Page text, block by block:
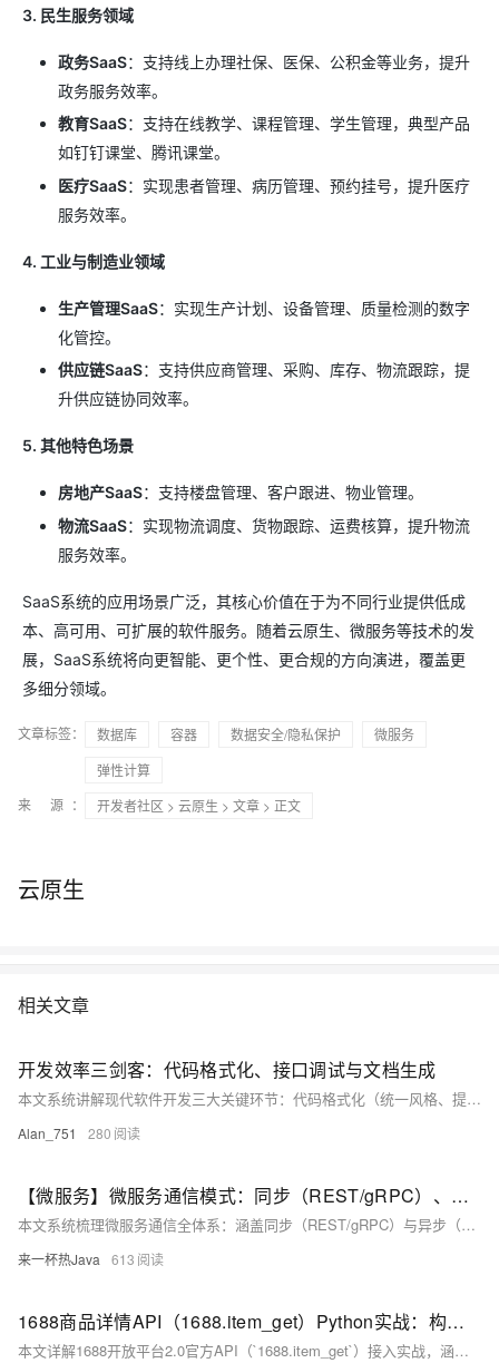
3. 民生服务领域
政务SaaS：支持线上办理社保、医保、公积金等业务，提升
政务服务效率。
教育SaaS：支持在线教学、课程管理、学生管理，典型产品
如钉钉课堂、腾讯课堂。
医疗SaaS：实现患者管理、病历管理、预约挂号，提升医疗
服务效率。
4. 工业与制造业领域
生产管理SaaS：实现生产计划、设备管理、质量检测的数字
化管控。
供应链SaaS：支持供应商管理、采购、库存、物流跟踪，提
升供应链协同效率。
5. 其他特色场景
房地产SaaS：支持楼盘管理、客户跟进、物业管理。
物流SaaS：实现物流调度、货物跟踪、运费核算，提升物流
服务效率。
SaaS系统的应用场景广泛，其核心价值在于为不同行业提供低成
本、高可用、可扩展的软件服务。随着云原生、微服务等技术的发
展，SaaS系统将向更智能、更个性、更合规的方向演进，覆盖更
多细分领域。
文章标签： 数据库 容器 数据安全/隐私保护
微服务
弹性计算
来 源：
开发者社区 > 云原生 > 文章 > 正文
云原生
相关文章
开发效率三剑客：代码格式化、接口调试与文档生成
本文系统讲解现代软件开发三大关键环节：代码格式化（统一风格、提升可读性）、接口调试（精准验证、Mock协同）与文档生成（代码即文档、实时同步）。涵盖Python/Java/Go等主流语言工具推荐及CI/CD集成实践，助力零基础开发者高效入门、规避低级错误。（239字）
Alan_751 280
【微服务】微服务通信模式：同步（REST/gRPC）、异步（消息队列）
本文系统梳理微服务通信全体系：涵盖同步（REST/gRPC）与异步（消息队列）两大范式，深入解析原理、选型对比、治理实践及演进趋势，助你构建高可靠、松耦合、可观测的分布式通信架构。
来一杯热Java 613
1688商品详情API（1688.item_get）Python实战：构建B2B供应链数据中台
本文详解1688开放平台2.0官方API（`1688.item_get`）接入实战，涵盖HMAC-MD5签名算法、环境配置、Python完整代码及高频问题解决方案，助力企业构建稳定、合规的B2B供应链数据同步系统。